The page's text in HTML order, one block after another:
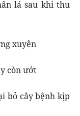
lá sau khi thu
xuyên
còn ướt
bỏ cây bệnh kịp